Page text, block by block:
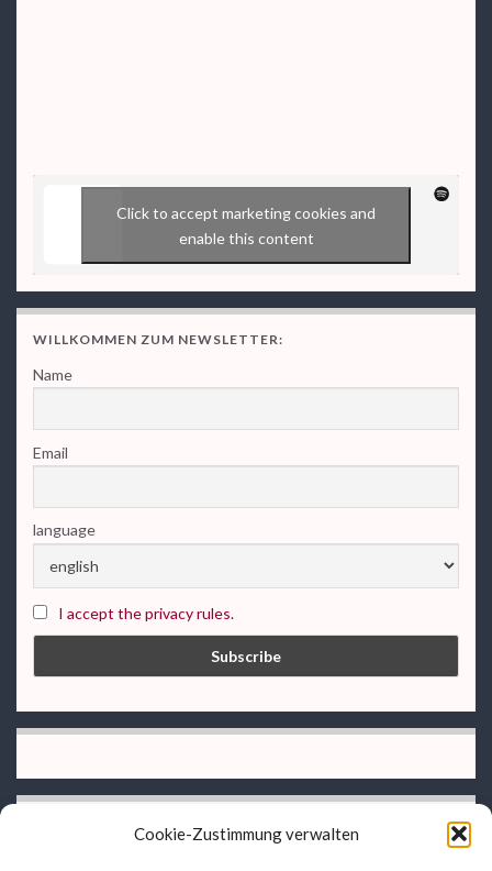
Cookie-Zustimmung verwalten
Click to accept marketing cookies and
enable this content
WILLKOMMEN ZUM NEWSLETTER:
Name
Email
language
I accept the privacy rules.